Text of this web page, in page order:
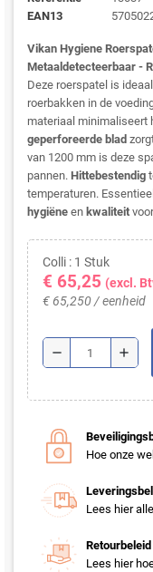
EAN13
Vikan Hygiene
Metaaldetecteerbaar -
Deze roerspatel is
roerbakken in de
materiaal minimaliseert
geperforeerde blad
van 1200 mm is deze
pannen. Hittebestendig
temperaturen.
hygiëne en kwaliteit
Colli : 1 Stuk
€ 65,25 (excl.
€ 65,250 / eenheid
remove add
Hoe onze
Lees hier
Retourbeleid
Lees hier